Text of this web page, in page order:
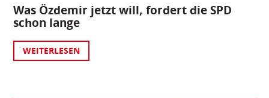
Was Özdemir jetzt will, fordert die SPD
schon lange
WEITERLESEN